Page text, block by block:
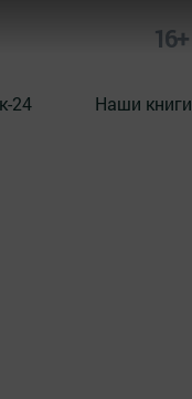
16+
24 Наши книги